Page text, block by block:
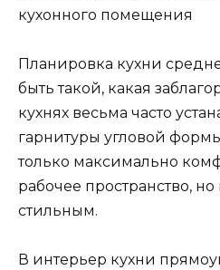
кухонного помещения
Планировка кухни
быть такой, какая
кухнях весьма часто
гарнитуры угловой
только максимально
рабочее пространство, но
стильным.
В интерьер кухни